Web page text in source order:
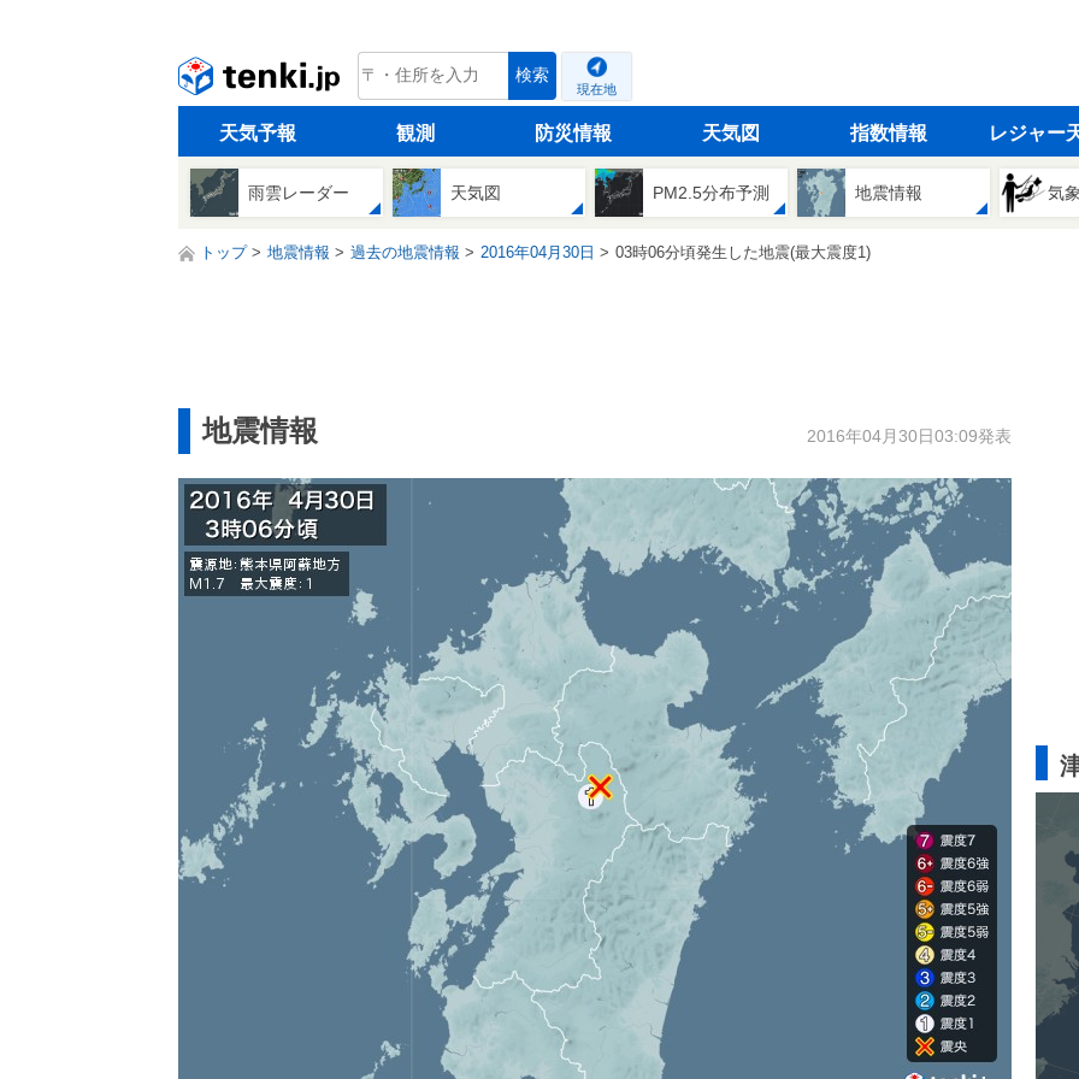
tenki.jp 検索
現在地
天気予報 観測 防災情報 天気図 指数情報 レジャー
雨雲レーダー 天気図 PM2.5分布予測 地震情報 気
トップ 地震情報 過去の地震情報 2016年04月30日 03時06分頃発生した地震(最大震度1)
地震情報 2016年04月30日03:09発表